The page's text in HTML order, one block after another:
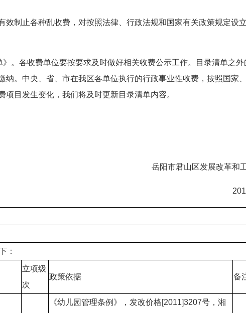
效制止各种乱收费，对按照法律、行政法规和国家有关政策规定设
。各收费单位要按要求及时做好相关收费公示工作。目录清单之外
。中央、省、市在我区各单位执行的行政事业性收费，按照国家
目发生变化，我们将及时更新目录清单内容。
岳阳市君山区发展改革和
：
立项级
次
政策依据 备
《幼儿园管理条例》，发改价格[2011]3207号，湘